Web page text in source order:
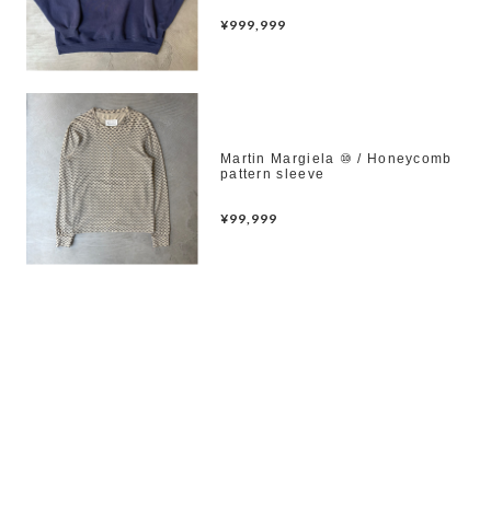
¥999,999
Martin Margiela ⑩ / Honeycomb
pattern sleeve
¥99,999